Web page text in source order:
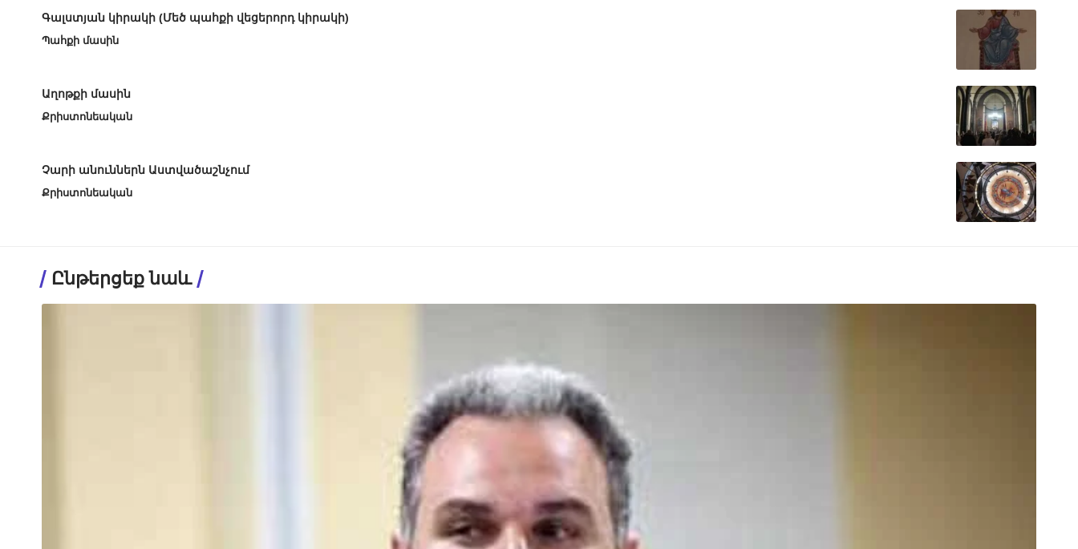
Գալստյան կիրակի (Մեծ պահքի վեցերորդ կիրակի)
Պահքի մասին
Աղոթքի մասին
Քրիստոնեական
Չարի անուններն Աստվածաշնչում
Քրիստոնեական
Ընթերցեք նաև